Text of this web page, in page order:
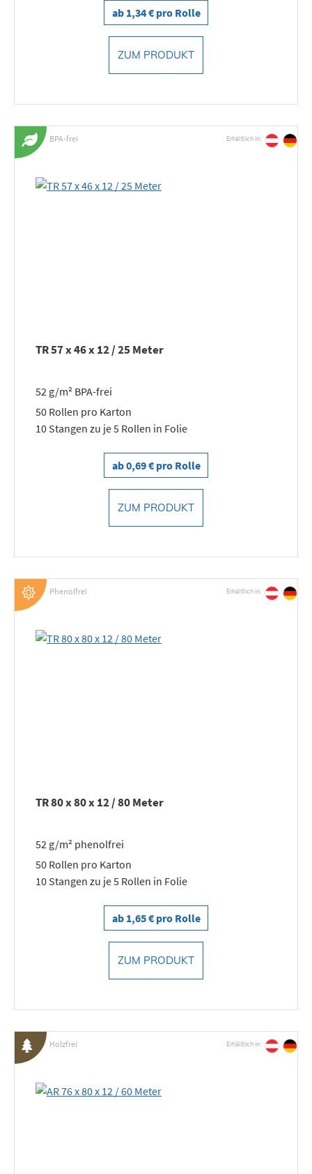
ab 1,34 € pro Rolle
ZUM PRODUKT
BPA-frei Erhältlich in:
TR 57 x 46 x 12 / 25 Meter
52 g/m² BPA-frei
50 Rollen pro Karton
10 Stangen zu je 5 Rollen in Folie
ab 0,69 € pro Rolle
ZUM PRODUKT
Phenolfrei Erhältlich in:
TR 80 x 80 x 12 / 80 Meter
52 g/m² phenolfrei
50 Rollen pro Karton
10 Stangen zu je 5 Rollen in Folie
ab 1,65 € pro Rolle
ZUM PRODUKT
Holzfrei Erhältlich in: